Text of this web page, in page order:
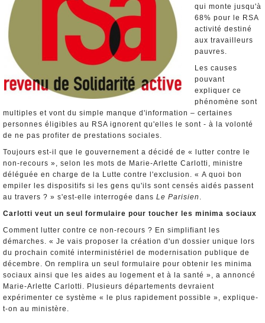
qui monte jusqu'à
68% pour le RSA
activité destiné
aux travailleurs
pauvres.
Les causes
pouvant
expliquer ce
phénomène sont
multiples et vont du simple manque d'information – certaines
personnes éligibles au RSA ignorent qu'elles le sont - à la volonté
de ne pas profiter de prestations sociales.
Toujours est-il que le gouvernement a décidé de « lutter contre le
non-recours », selon les mots de Marie-Arlette Carlotti, ministre
déléguée en charge de la Lutte contre l'exclusion. « A quoi bon
empiler les dispositifs si les gens qu'ils sont censés aidés passent
au travers ? » s'est-elle interrogée dans Le Parisien .
Carlotti veut un seul formulaire pour toucher les minima sociaux
Comment lutter contre ce non-recours ? En simplifiant les
démarches. « Je vais proposer la création d'un dossier unique lors
du prochain comité interministériel de modernisation publique de
décembre. On remplira un seul formulaire pour obtenir les minima
sociaux ainsi que les aides au logement et à la santé », a annoncé
Marie-Arlette Carlotti. Plusieurs départements devraient
expérimenter ce système « le plus rapidement possible », explique-
t-on au ministère.